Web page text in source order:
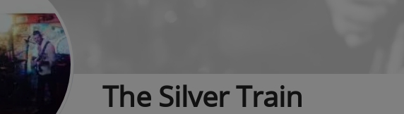
The Silver Train